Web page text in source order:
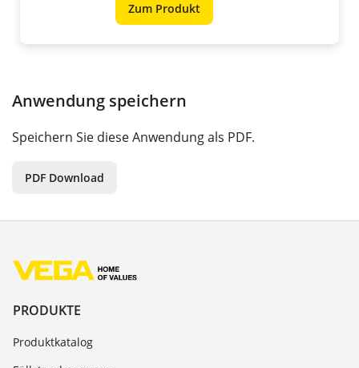
Zum Produkt
Anwendung speichern
Speichern Sie diese Anwendung als PDF.
PDF Download
PRODUKTE
Produktkatalog